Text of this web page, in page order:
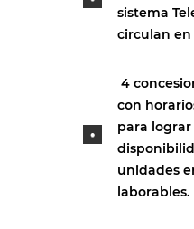
sistema
circulan
4
con
para
unidades
laborables.